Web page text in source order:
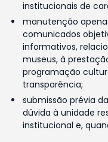
institucionais de
manutenção
comunicados
informativos,
museus, à
programação
transparência;
submissão prévia
dúvida à unidade
institucional e,